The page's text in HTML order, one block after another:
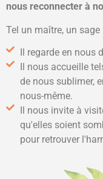
nous reconnecter à
Tel un maître, un sage
Il regarde en nous
Il nous accueille
de nous sublimer,
nous-même.
Il nous invite à
qu'elles soient
pour retrouver